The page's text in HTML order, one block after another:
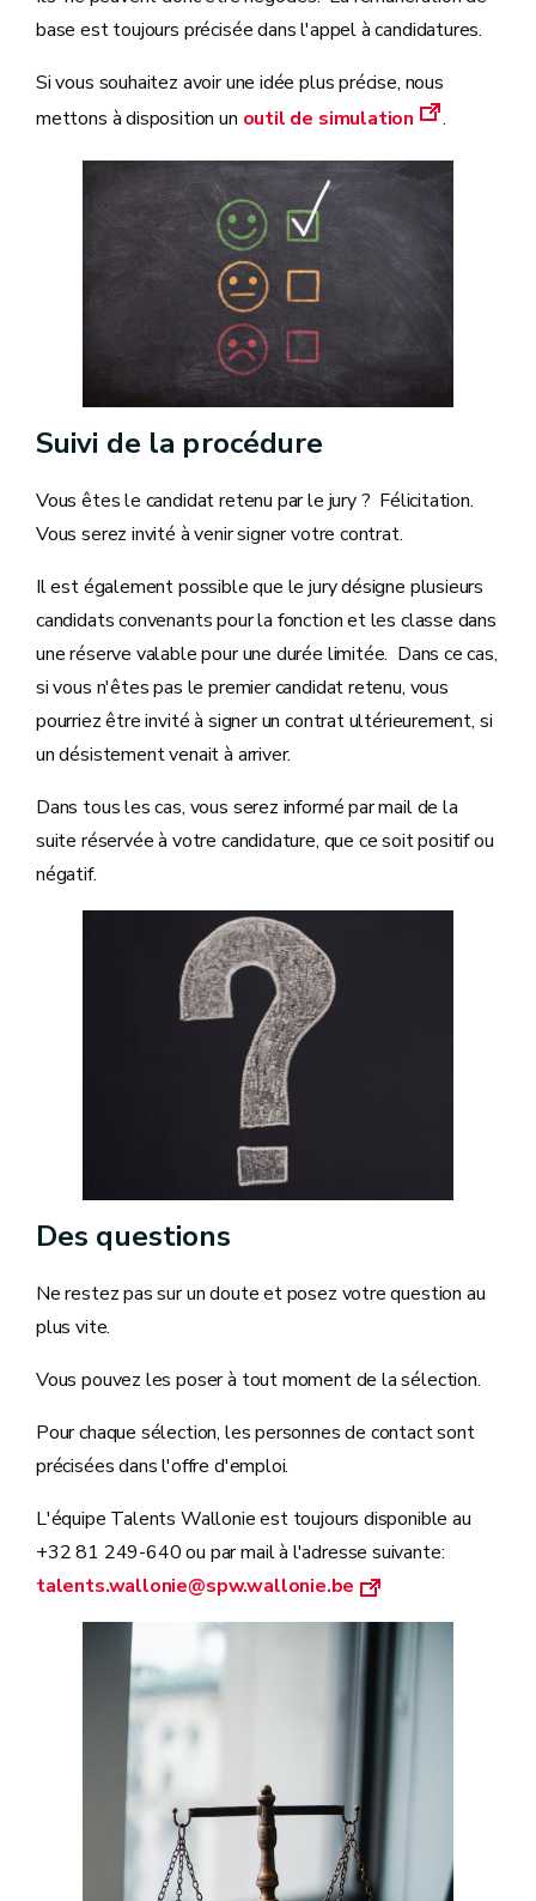
base est toujours précisée dans l'appel à candidatures.
Si vous souhaitez avoir une idée plus précise, nous
mettons à disposition un outil de simulation .
Suivi de la procédure
Vous êtes le candidat retenu par le jury ? Félicitation.
Vous serez invité à venir signer votre contrat.
Il est également possible que le jury désigne plusieurs
candidats convenants pour la fonction et les classe dans
une réserve valable pour une durée limitée. Dans ce cas,
si vous n'êtes pas le premier candidat retenu, vous
pourriez être invité à signer un contrat ultérieurement, si
un désistement venait à arriver.
Dans tous les cas, vous serez informé par mail de la
suite réservée à votre candidature, que ce soit positif ou
négatif.
Des questions
Ne restez pas sur un doute et posez votre question au
plus vite.
Vous pouvez les poser à tout moment de la sélection.
Pour chaque sélection, les personnes de contact sont
précisées dans l'offre d'emploi.
L'équipe Talents Wallonie est toujours disponible au
+32 81 249-640 ou par mail à l'adresse suivante:
talents.wallonie@spw.wallonie.be